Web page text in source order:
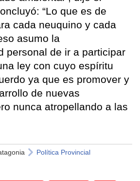
“Lo que es de
cada neuquino y cada
asumo la
personal de ir a participar
ley con cuyo espíritu
ya que es promover y
de nuevas
nunca atropellando a las
Política Provincial